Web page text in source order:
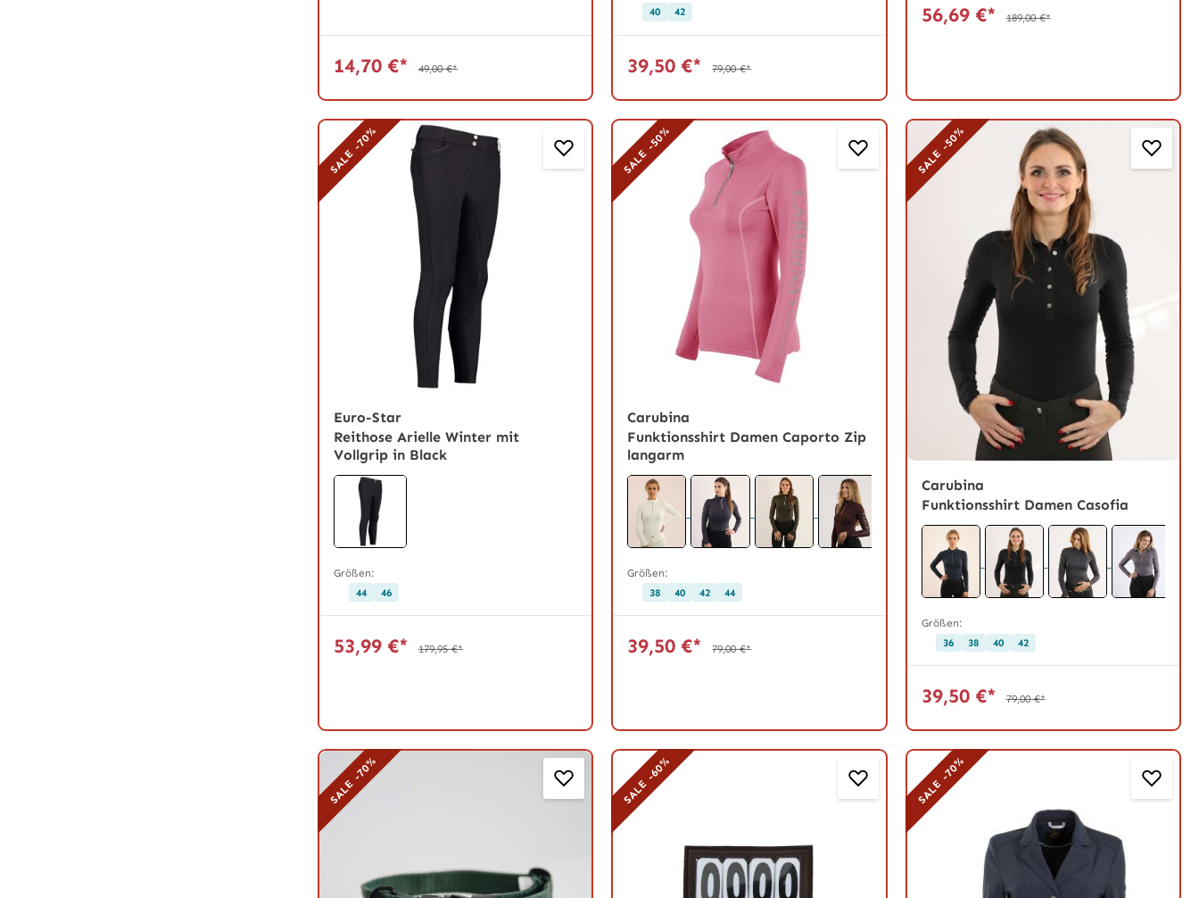
14,70 €* 49,00 €*
40
42
39,50 €* 79,00 €*
56,69 €* 189,00 €*
SALE -70%
Euro-Star
Reithose Arielle Winter mit
Vollgrip in Black
Größen:
44
46
53,99 €* 179,95 €*
SALE -50%
Carubina
Funktionsshirt Damen Caporto Zip
langarm
Größen:
38
40 42 44
39,50 €* 79,00 €*
SALE -50%
Carubina
Funktionsshirt Damen Casofia
Größen:
36
38 40 42
39,50 €* 79,00 €*
SALE -70% SALE -60% SALE -70%